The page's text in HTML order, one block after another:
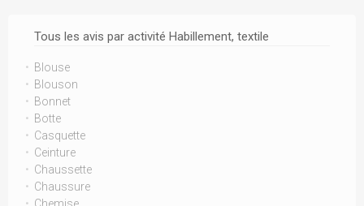
Tous les avis par activité Habillement, textile
Blouse
Blouson
Bonnet
Botte
Casquette
Ceinture
Chaussette
Chaussure